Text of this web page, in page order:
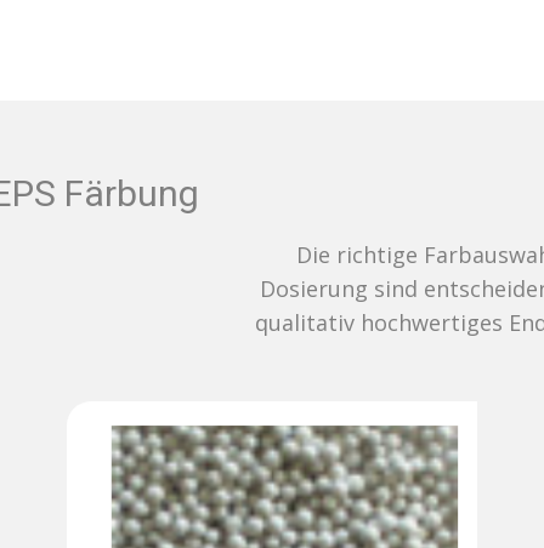
EPS Färbung
Die richtige Farbauswahl und
Dosierung sind entscheidend für ein
qualitativ hochwertiges Endergebnis.